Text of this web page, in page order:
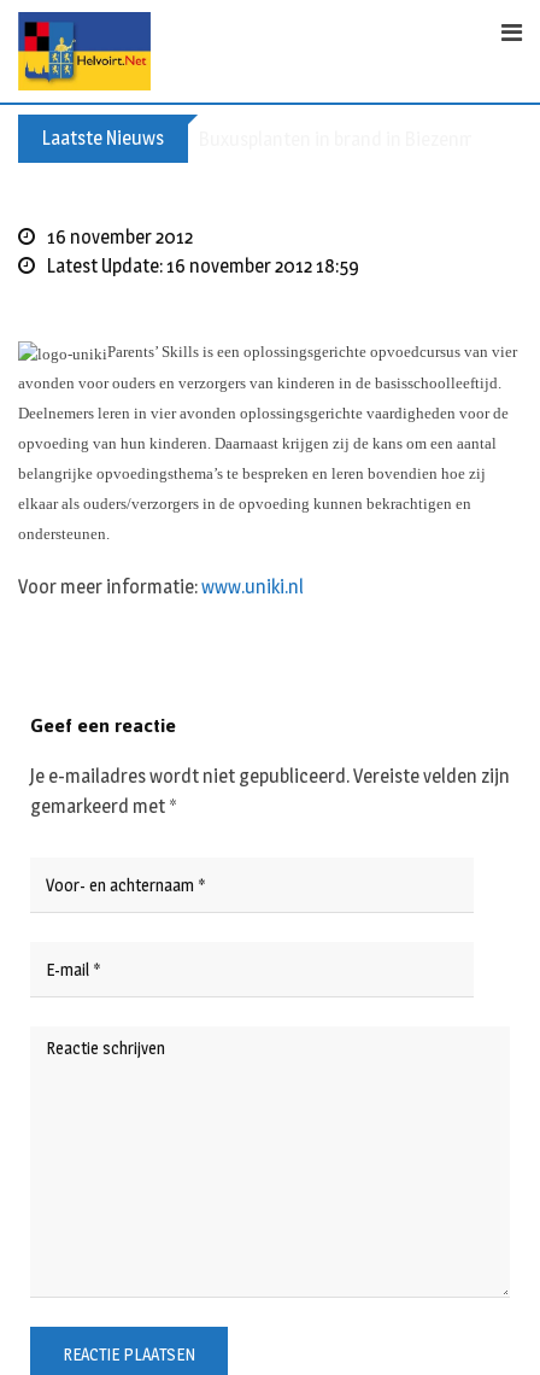
p
Laatste Nieuws
16 november 2012
Latest Update: 16 november 2012 18:59
Parents’ Skills is een oplossingsgerichte opvoedcursus van vier
avonden voor ouders en verzorgers van kinderen in de basisschoolleeftijd.
Deelnemers leren in vier avonden oplossingsgerichte vaardigheden voor de
opvoeding van hun kinderen. Daarnaast krijgen zij de kans om een aantal
belangrijke opvoedingsthema’s te bespreken en leren bovendien hoe zij
elkaar als ouders/verzorgers in de opvoeding kunnen bekrachtigen en
ondersteunen.
Voor meer informatie:www.uniki.nl
Geef een reactie
Je e-mailadres wordt niet gepubliceerd.Vereiste velden zijn
gemarkeerd met *